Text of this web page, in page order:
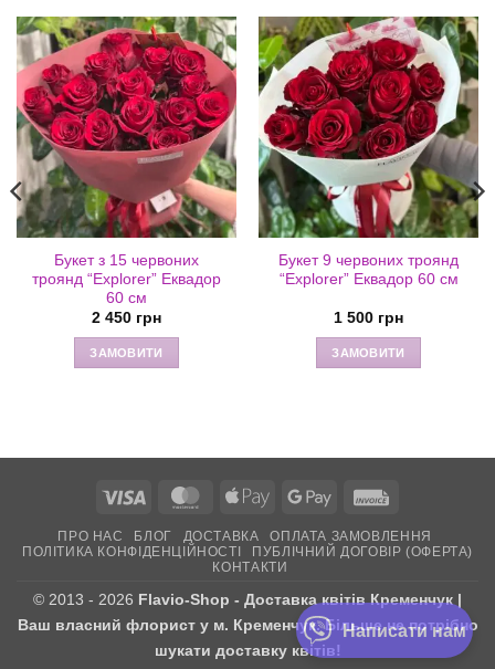
Букет з 15 червоних
троянд “Explorer” Еквадор
60 см
2 450 грн
ЗАМОВИТИ
Букет 9 червоних троянд
“Explorer” Еквадор 60 см
1 500 грн
ЗАМОВИТИ
Написати нам
Visa MasterCardApple
Google
ПРО НАС БЛОГ ДОСТАВКА
ОПЛАТА ЗАМОВЛЕННЯ
ПОЛІТИКА КОНФІДЕНЦІЙНОСТІ
ПУБЛІЧНИЙ ДОГОВІР (ОФЕРТА)
КОНТАКТИ
© 2013 - 2026 Flavio-Shop - Доставка квітів Кременчук |
Ваш власний флорист у м. Кременчук. Більше не потрібно
шукати доставку квітів!